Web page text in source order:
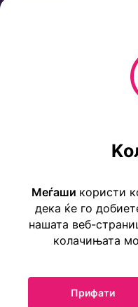
Тел:
Меѓаши користи
дека ќе го
нашата веб-
колачињата
Прифати